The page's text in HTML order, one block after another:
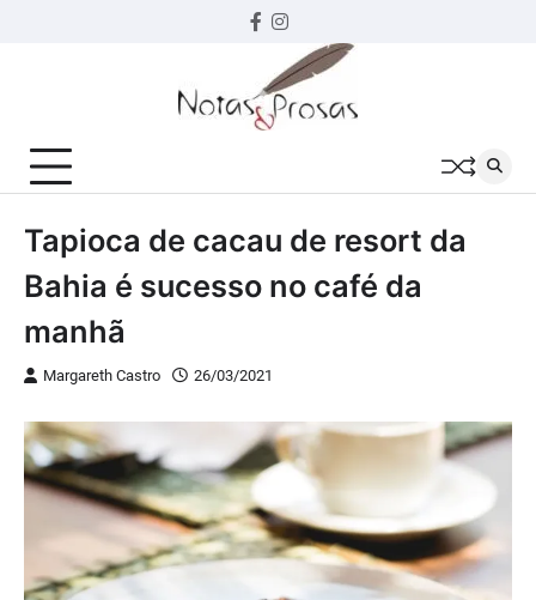
Facebook
instagram
Tapioca de cacau de resort da
Bahia é sucesso no café da
manhã
Margareth Castro 26/03/2021